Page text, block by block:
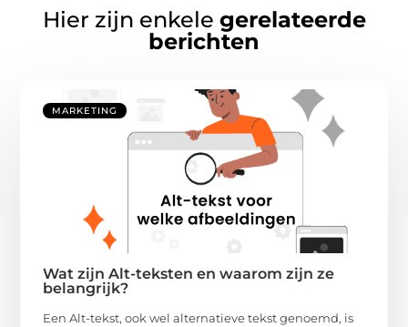
Hier zijn enkele gerelateerde
berichten
MARKETING
Wat zijn Alt-teksten en waarom zijn ze
belangrijk?
Een Alt-tekst, ook wel alternatieve tekst genoemd, is